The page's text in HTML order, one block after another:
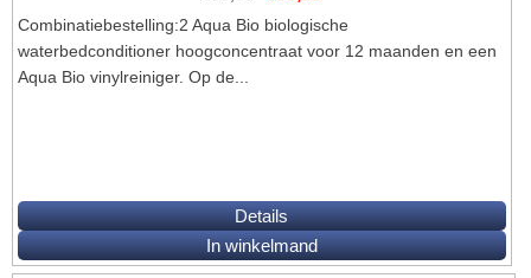
Combinatiebestelling:2 Aqua Bio biologische
waterbedconditioner hoogconcentraat voor 12 maanden en een
Aqua Bio vinylreiniger. Op de...
Details
In winkelmand